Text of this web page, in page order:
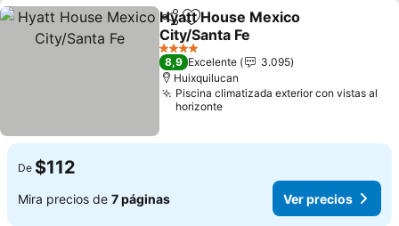
CompartirAgregar a favoritos
Hyatt House Mexico
City/Santa Fe
4 Estrellas
8,9 Excelente
3.095
Huixquilucan
Piscina climatizada exterior con vistas al
horizonte
De $112
Mira precios de 7 páginas Ver precios